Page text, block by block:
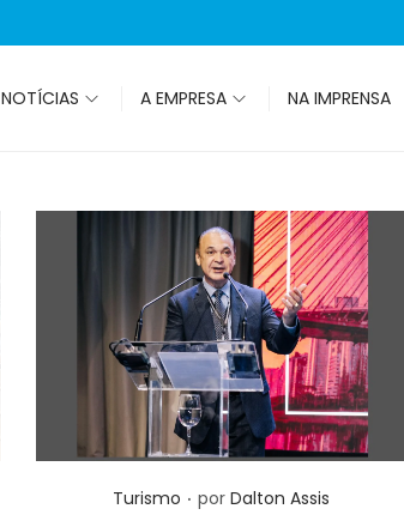
NOTÍCIAS A EMPRESA NA IMPRENSA
Posted in
Turismo . por Dalton Assis